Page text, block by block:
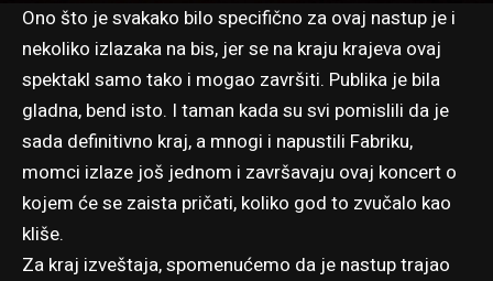
Ono što je svakako bilo specifično za ovaj nastup je i
nekoliko izlazaka na bis, jer se na kraju krajeva ovaj
spektakl samo tako i mogao završiti. Publika je bila
gladna, bend isto. I taman kada su svi pomislili da je
sada definitivno kraj, a mnogi i napustili Fabriku,
momci izlaze još jednom i završavaju ovaj koncert o
kojem će se zaista pričati, koliko god to zvučalo kao
kliše.
Za kraj izveštaja, spomenućemo da je nastup trajao